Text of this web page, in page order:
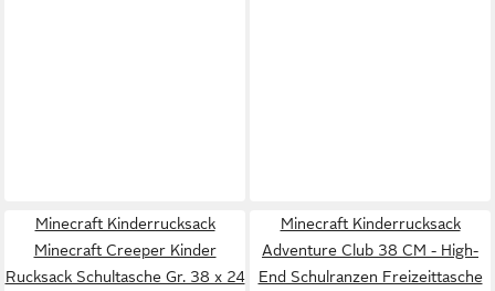
Minecraft Kinderrucksack
Minecraft Creeper Kinder
Rucksack Schultasche Gr. 38 x 24
Minecraft Kinderrucksack
Adventure Club 38 CM - High-
End Schulranzen Freizeittasche